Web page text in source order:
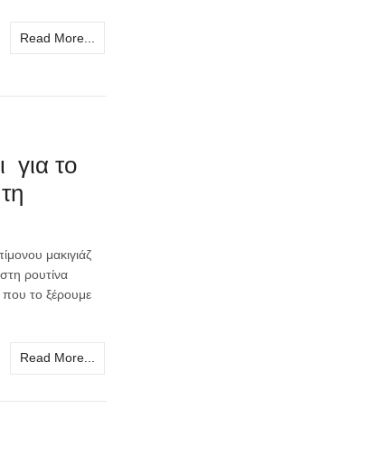
Read More...
για το
μακιγιάζ
ρουτίνα
πoυ το ξέρουμε
Read More...